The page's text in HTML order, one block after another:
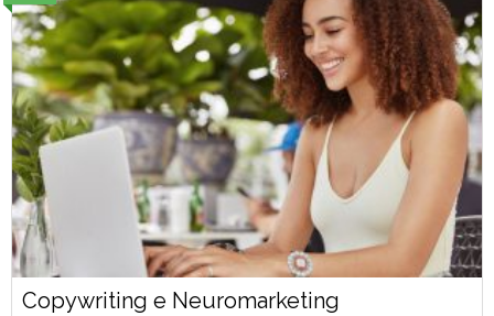
Copywriting e Neuromarketing